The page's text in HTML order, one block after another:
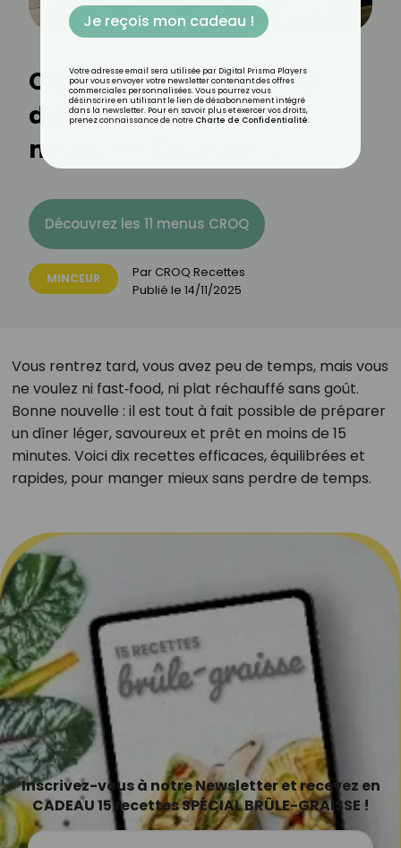
Cuisiner vite et bien : 10
dîners légers prêts en
moins de 15 minutes
Découvrez les 11 menus CROQ
MINCEUR Par CROQ Recettes
Publié le 14/11/2025
Vous rentrez tard, vous avez peu de temps, mais vous
ne voulez ni fast‑food, ni plat réchauffé sans goût.
Bonne nouvelle : il est tout à fait possible de préparer
un dîner léger, savoureux et prêt en moins de 15
minutes. Voici dix recettes efficaces, équilibrées et
rapides, pour manger mieux sans perdre de temps.
Inscrivez-vous à notre Newsletter et recevez en
CADEAU 15 recettes SPÉCIAL BRÛLE-GRAISSE !
Je reçois mon cadeau !
Votre adresse email sera utilisée par Digital Prisma Players
pour vous envoyer votre newsletter contenant des offres
commerciales personnalisées. Vous pourrez vous
désinscrire en utilisant le lien de désabonnement intégré
dans la newsletter. Pour en savoir plus et exercer vos droits,
prenez connaissance de notre Charte de Confidentialité.